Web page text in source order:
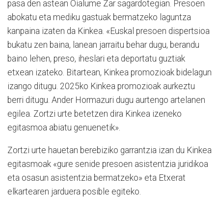
pasa den astean Oialume Zar sagardotegian. Presoen
abo­katu eta mediku gastuak ber­matzeko laguntza
kanpaina izaten da Kinkea. «Euskal presoen dispertsioa
bukatu zen baina, lanean jarraitu behar dugu, berandu
baino lehen, preso, iheslari eta deportatu guztiak
etxean izateko. Bitartean, Kinkea promozioak bidelagun
izango ditugu. 2025ko Kinkea promozioak aurkeztu
berri ditugu. Ander Hormazuri dugu aurtengo artelanen
egilea. Zortzi urte betetzen dira Kinkea izeneko
egitasmoa abiatu genuenetik».
Zortzi urte hauetan berebiziko garrantzia izan du Kinkea
egitasmoak «gure senide presoen asistentzia juridikoa
eta osasun asistentzia bermatzeko» eta Etxerat
elkartearen jarduera posible egiteko.